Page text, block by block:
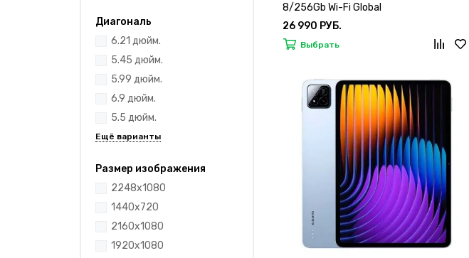
Диагональ
6.21 дюйм.
5.45 дюйм.
5.99 дюйм.
6.9 дюйм.
5.5 дюйм.
Размер изображения
2248x1080
1440x720
2160x1080
1920x1080
8/256Gb Wi-Fi Global
26 990 РУБ.
Выбрать